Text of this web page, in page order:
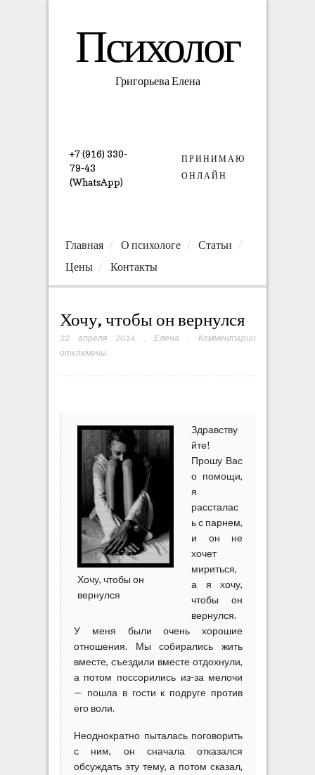
Психолог
Григорьева Елена
+7 (916) 330-
79-43
(WhatsApp)
ПРИНИМАЮ
ОНЛАЙН
Главная О психологе
Статьи
Цены
Контакты
Хочу, чтобы он вернулся
22 апреля 2014, Елена Комментарии
отключены
Хочу, чтобы он
вернулся
Здравству
йте!
Прошу Вас
о помощи,
я
рассталас
ь с парнем,
и он не
хочет
мириться,
а я хочу,
чтобы он
вернулся.
У меня были очень хорошие
отношения. Мы собирались жить
вместе, съездили вместе отдохнули,
а потом поссорились из-за мелочи
— пошла в гости к подруге против
его воли.
Неоднократно пыталась поговорить
с ним, он сначала отказался
обсуждать эту тему, а потом сказал,